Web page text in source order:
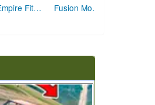
Empire Fitness - Simulateur de Salle de Sport
Fusion Monstrueuse d'Halloween